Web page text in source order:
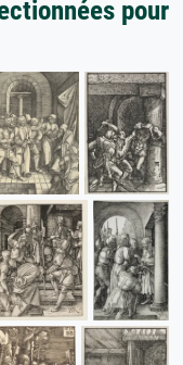
pour